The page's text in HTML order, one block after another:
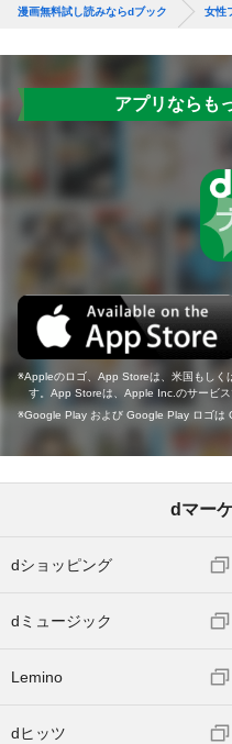
漫画無料試し読みならdブック 女性
アプリならも
Appleのロゴ、App Storeは、米国もしく
す。App Storeは、Apple Inc.のサービス
Google Play および Google Play ロゴは
dマー
dショッピング
dミュージック
Lemino
dヒッツ